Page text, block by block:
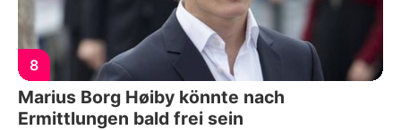
8
Marius Borg Høiby könnte nach
Ermittlungen bald frei sein